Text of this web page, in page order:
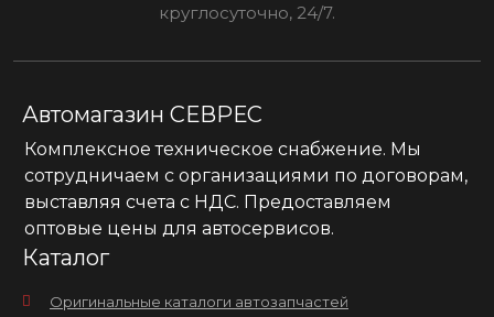
круглосуточно, 24/7.
Автомагазин СЕВРЕС
Комплексное техническое снабжение. Мы
сотрудничаем с организациями по договорам,
выставляя счета с НДС. Предоставляем
оптовые цены для автосервисов.
Каталог
Оригинальные каталоги автозапчастей